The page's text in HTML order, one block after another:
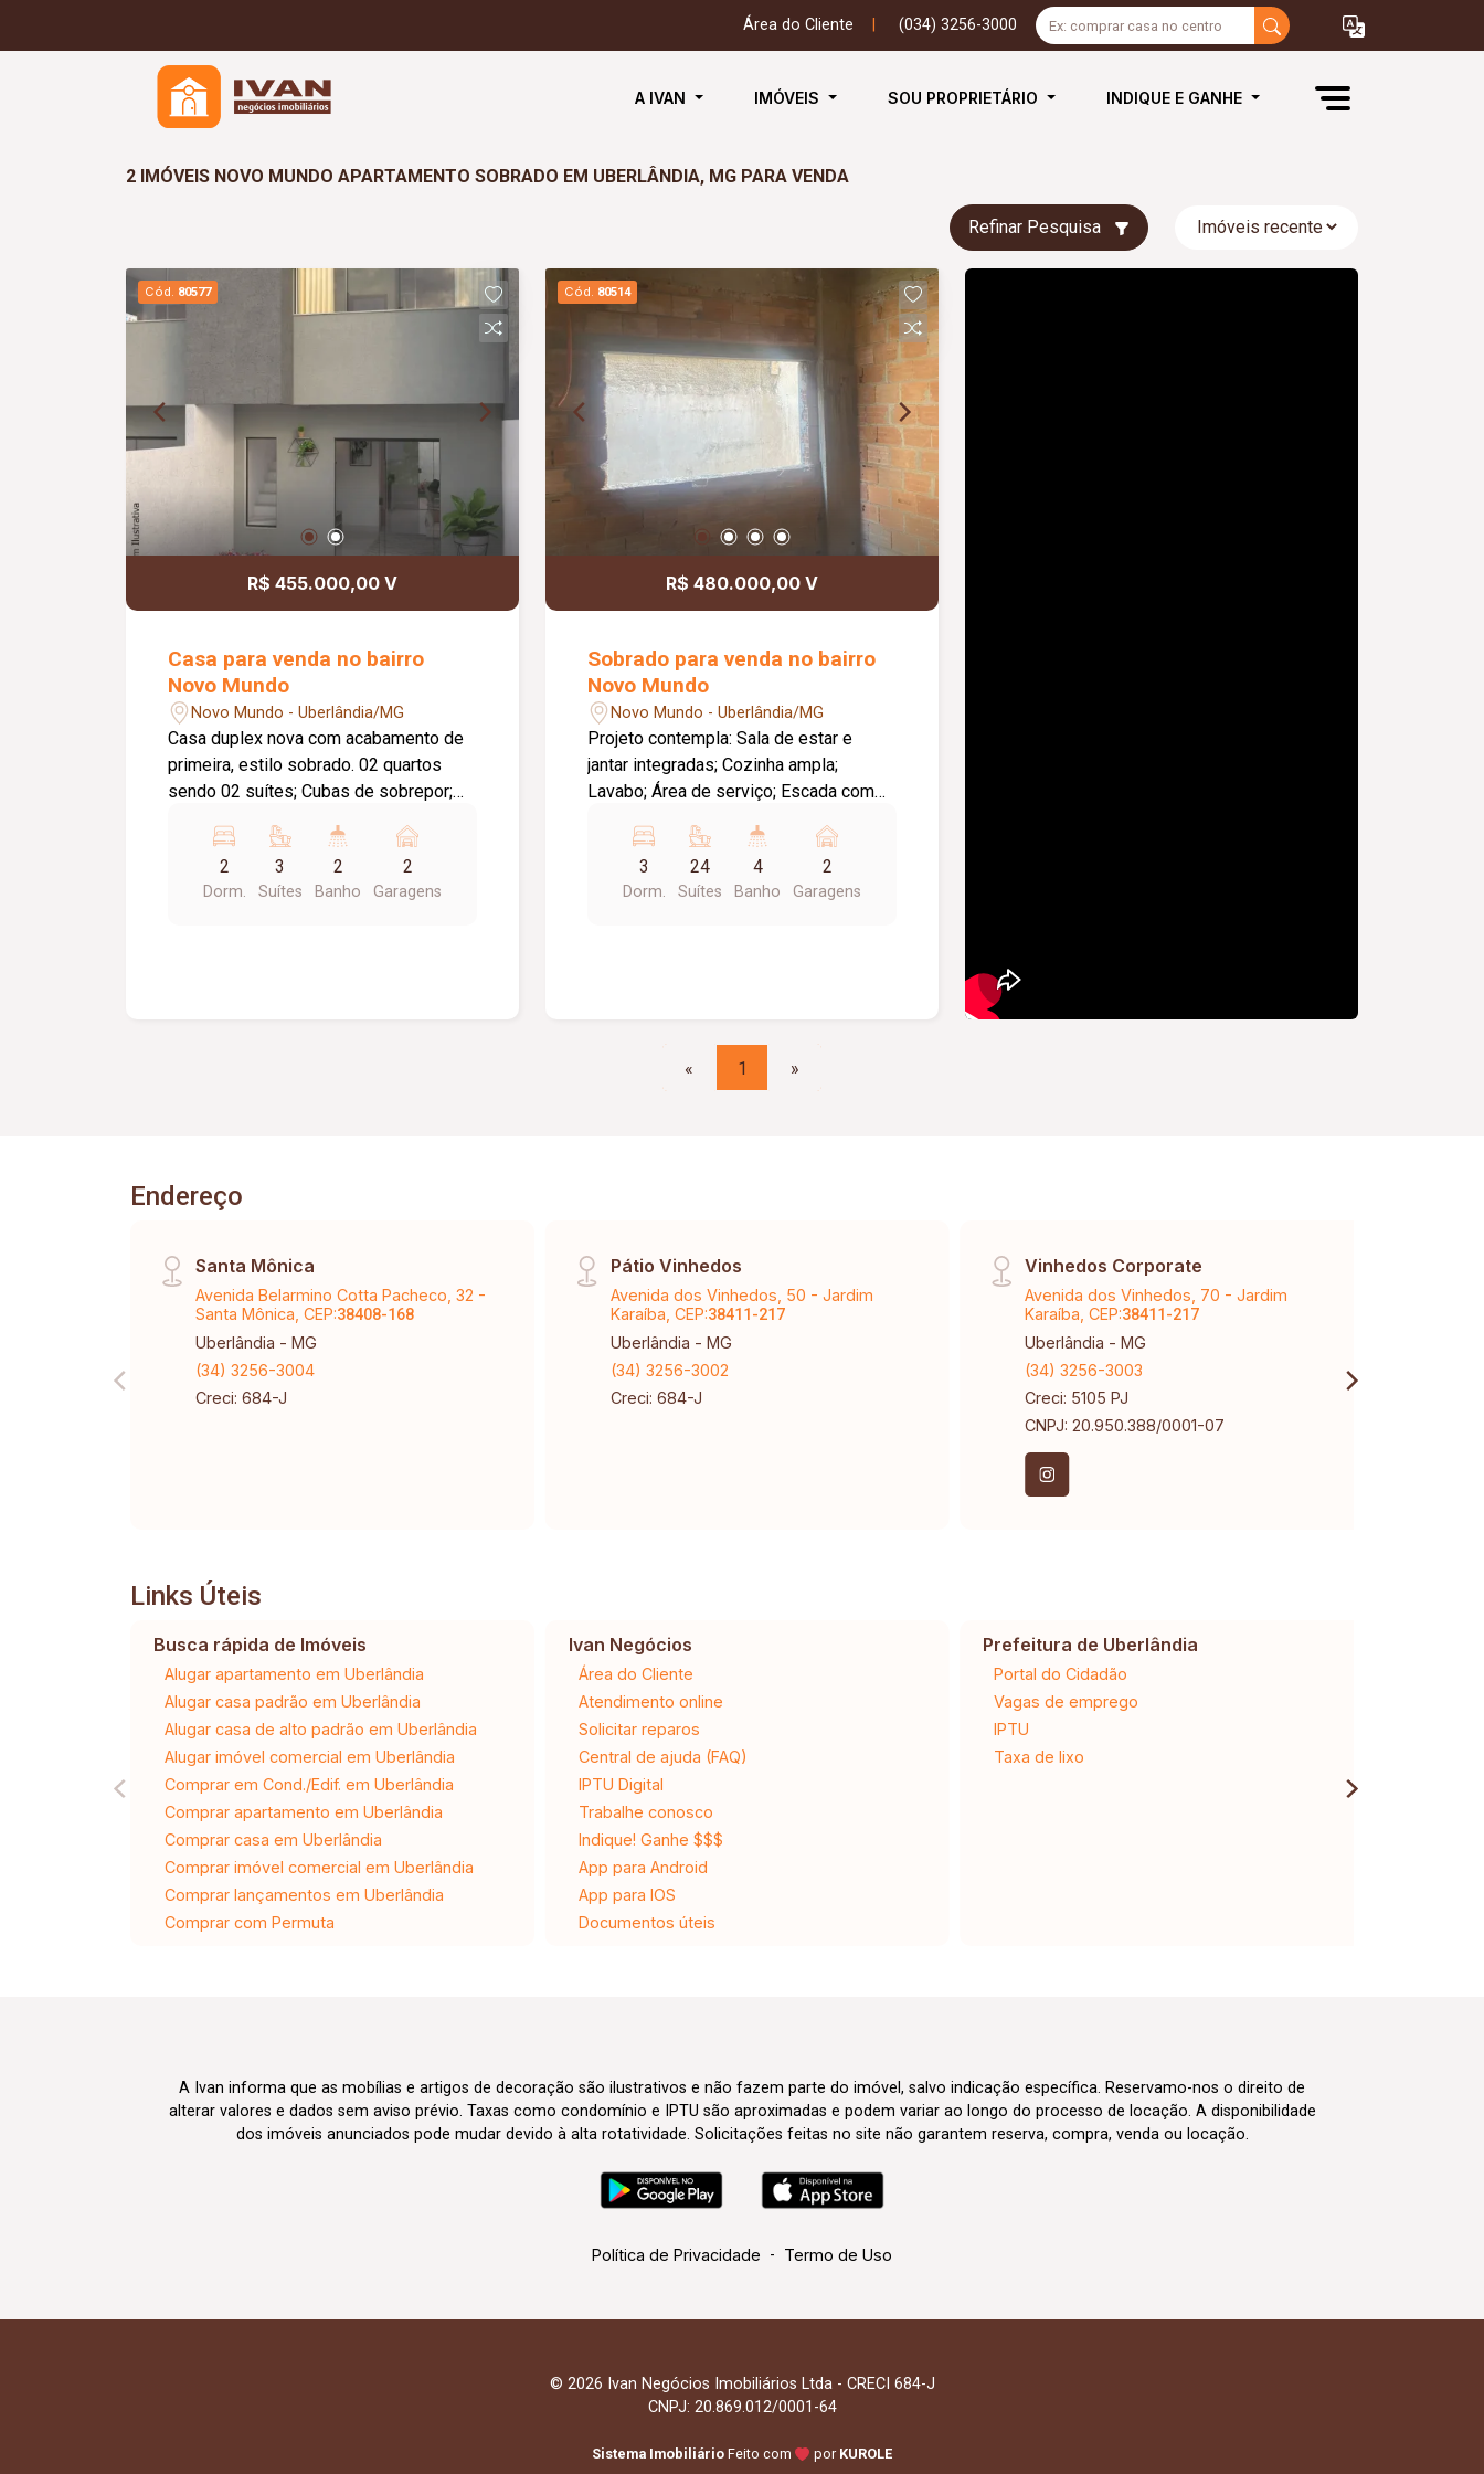
Área do Cliente (034) 3256-3000
A IVAN IMÓVEIS SOU PROPRIETÁRIO INDIQUE E GANHE
2 IMÓVEIS NOVO MUNDO APARTAMENTO SOBRADO EM UBERLÂNDIA, MG PARA VENDA
Refinar Pesquisa
Cód. 80577
R$ 455.000,00 V
Casa para venda no bairro
Novo Mundo
Novo Mundo - Uberlândia/MG
Casa duplex nova com acabamento de
primeira, estilo sobrado. 02 quartos
sendo 02 suítes; Cubas de sobrepor;
Vaga para 02 carros; Sala com teto
rebaixado de gesso; Lavabo. Pré
instalação para ar condicionado na suíte
2
Dorm.
3
Suítes
2
Banho
2
Garagens
Cód. 80514
R$ 480.000,00 V
Sobrado para venda no bairro
Novo Mundo
Novo Mundo - Uberlândia/MG
Projeto contempla: Sala de estar e
jantar integradas; Cozinha ampla;
Lavabo; Área de serviço; Escada com
sendo 02 suítes; Varanda / área
externa; Garagem para 02 carros;
Infraestrutura para área gourmet;
projeto: Projeto arquitetônico legal
aprovado; Sobrado com layout moderno
3
Dorm.
24
Suítes
4
Banho
2
Garagens
« 1 »
Endereço
Santa Mônica
Avenida Belarmino Cotta Pacheco, 32 -
Santa Mônica, CEP:38408-168
Uberlândia - MG
(34) 3256-3004
Creci: 684-J
Pátio Vinhedos
Avenida dos Vinhedos, 50 - Jardim
Karaíba, CEP:38411-217
Uberlândia - MG
(34) 3256-3002
Creci: 684-J
Vinhedos Corporate
Avenida dos Vinhedos, 70 - Jardim
Karaíba, CEP:38411-217
Uberlândia - MG
(34) 3256-3003
Creci: 5105 PJ
CNPJ: 20.950.388/0001-07
Links Úteis
Busca rápida de Imóveis
Alugar apartamento em Uberlândia
Alugar casa padrão em Uberlândia
Alugar casa de alto padrão em Uberlândia
Alugar imóvel comercial em Uberlândia
Comprar em Cond./Edif. em Uberlândia
Comprar apartamento em Uberlândia
Comprar casa em Uberlândia
Comprar imóvel comercial em Uberlândia
Comprar lançamentos em Uberlândia
Comprar com Permuta
Ivan Negócios
Área do Cliente
Atendimento online
Solicitar reparos
Central de ajuda (FAQ)
IPTU Digital
Trabalhe conosco
Indique! Ganhe $$$
App para Android
App para IOS
Documentos úteis
Prefeitura de Uberlândia
Portal do Cidadão
Vagas de emprego
IPTU
Taxa de lixo
A Ivan informa que as mobílias e artigos de decoração são ilustrativos e não fazem parte do imóvel, salvo indicação específica. Reservamo-nos o direito de
alterar valores e dados sem aviso prévio. Taxas como condomínio e IPTU são aproximadas e podem variar ao longo do processo de locação. A disponibilidade
dos imóveis anunciados pode mudar devido à alta rotatividade. Solicitações feitas no site não garantem reserva, compra, venda ou locação.
Política de Privacidade - Termo de Uso
© 2026 Ivan Negócios Imobiliários Ltda - CRECI 684-J
CNPJ: 20.869.012/0001-64
Sistema Imobiliário Feito com por KUROLE